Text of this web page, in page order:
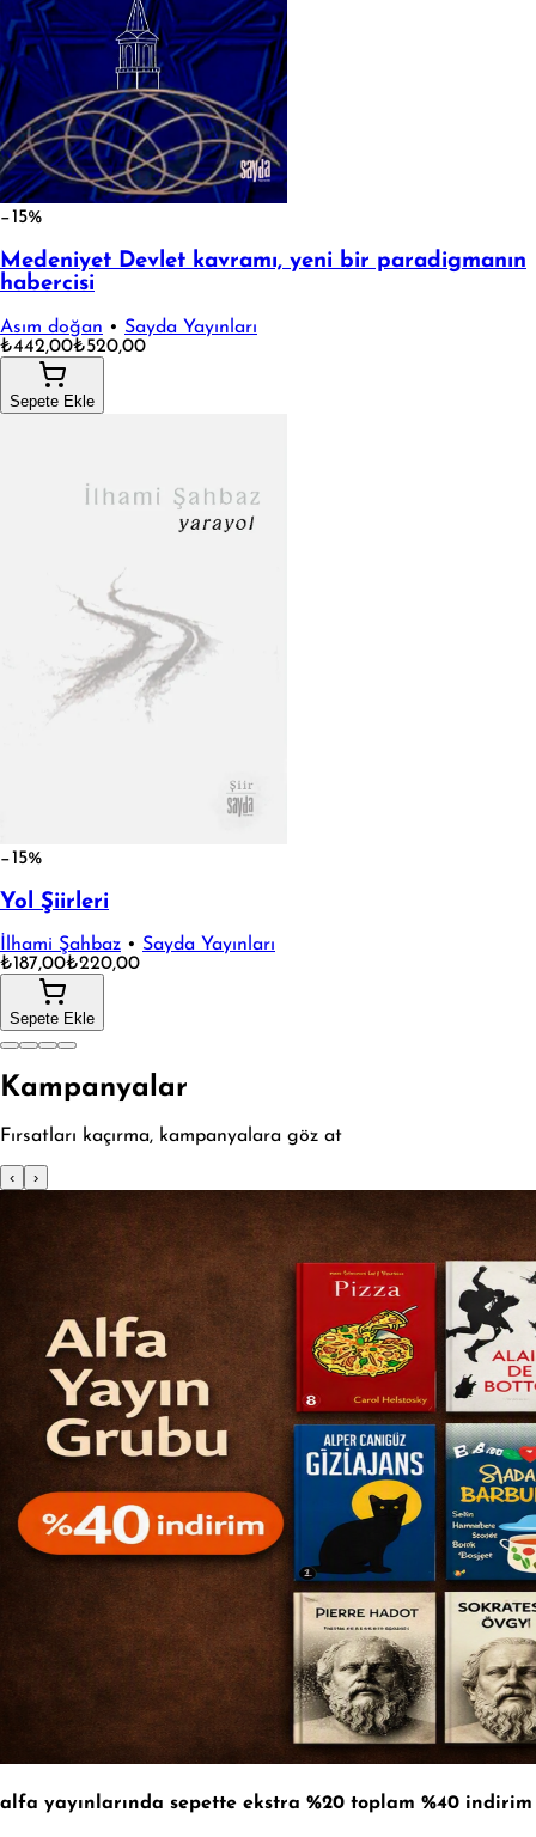
−15%
Medeniyet Devlet kavramı, yeni bir paradigmanın
habercisi
Asım doğan • Sayda Yayınları
₺442,00₺520,00
Sepete Ekle
−15%
Yol Şiirleri
İlhami Şahbaz • Sayda Yayınları
₺187,00₺220,00
Sepete Ekle
Kampanyalar
Fırsatları kaçırma, kampanyalara göz at
‹ ›
alfa yayınlarında sepette ekstra %20 toplam %40 indirim